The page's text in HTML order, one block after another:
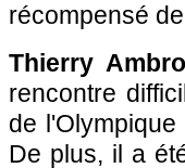
récompensé
Thierry
rencontre
de
De plus, il a